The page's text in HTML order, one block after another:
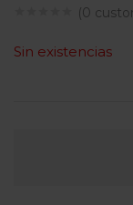
(0
Sin existencias